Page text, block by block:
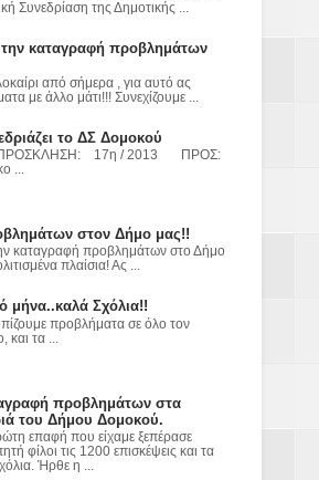
Συνεδρίαση της Δημοτικής ...
την καταγραφή προβλημάτων
από σήμερα , για αυτό ας
με άλλο μάτι!!! Συνεχίζουμε ...
το ΔΣ Δομοκού
17η / 2013 ΠΡΟΣ:
...
στον Δήμο μας!!
καταγραφή προβλημάτων στο Δήμο
πλαίσια! Ας ...
μήνα..καλά Σχόλια!!
προβλήματα σε όλο τον
και τα ...
προβλημάτων στα
του Δήμου Δομοκού.
επαφή που είχαμε ξεπέρασε
φίλοι τις 1200 επισκέψεις και τα
Ήρθε η ...